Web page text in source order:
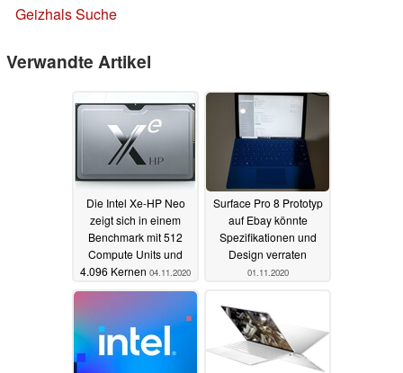
Geizhals Suche
Verwandte Artikel
Die Intel Xe-HP Neo
zeigt sich in einem
Benchmark mit 512
Compute Units und
4.096 Kernen 04.11.2020
Surface Pro 8 Prototyp
auf Ebay könnte
Spezifikationen und
Design verraten
01.11.2020